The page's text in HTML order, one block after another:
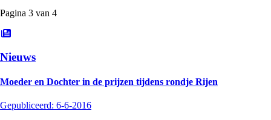
Pagina 3 van 4
Nieuws
Moeder en Dochter in de prijzen tijdens rondje Rijen
Gepubliceerd: 6-6-2016